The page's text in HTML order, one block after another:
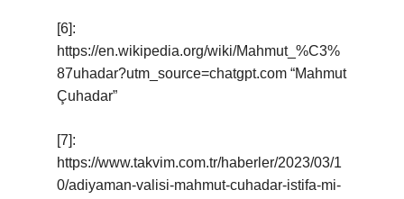
[6]:
https://en.wikipedia.org/wiki/Mahmut_%C3%
87uhadar?utm_source=chatgpt.com “Mahmut
Çuhadar”
[7]:
https://www.takvim.com.tr/haberler/2023/03/1
0/adiyaman-valisi-mahmut-cuhadar-istifa-mi-